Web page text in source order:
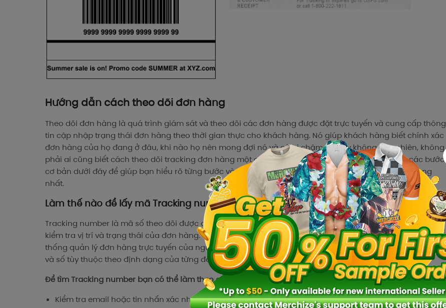
Hướng dẫn cách theo dõi đơn hàng
Theo dõi đơn hàng là quá trình giám sát và theo dõi các đơn hàng được đặt trực tuyến và cung cấp thông
tin cập nhập trạng thái đơn hàng theo thời gian thực cho khách hàng. Nó giúp khách hàng biết chính xác
đơn hàng của họ đang ở đâu, khi nào họ nên mong đợi nó và có bị chậm trễ hay không. Tuy nhiên, không
phải ai cũng biết cách theo dõi tracking đơn hàng một cách hiệu quả nên chúng tôi hướng dẫn các bước
cơ bản dưới đây để giúp bạn hiểu rõ từng bước và các trạng thái cụ thể để kiểm tra đơn hàng dễ dàng
nhất.
Làm thế nào để lấy mã Tracking number của một đơn hàng?
Tracking number là mã số theo dõi được cung cấp bởi đơn vị vận chuyển hoặc người bán cho phép bạn
kiểm tra vị trí và trạng thái của đơn hàng. Mã này thường được gửi qua email, SMS, hoặc hiển thị trên hệ
thống quản lý đơn hàng trực tuyến của người bán. Tracking number thường là dạng chữ số hoặc cả chữ
và số tùy thuộc theo định dạng của từng đơn vị vận chuyển.
Để tìm Tracking number bạn có thể làm theo các bước dưới đây:
Kiểm tra email hoặc tin nhắn xác nhận từ đơn vị bán hàng.